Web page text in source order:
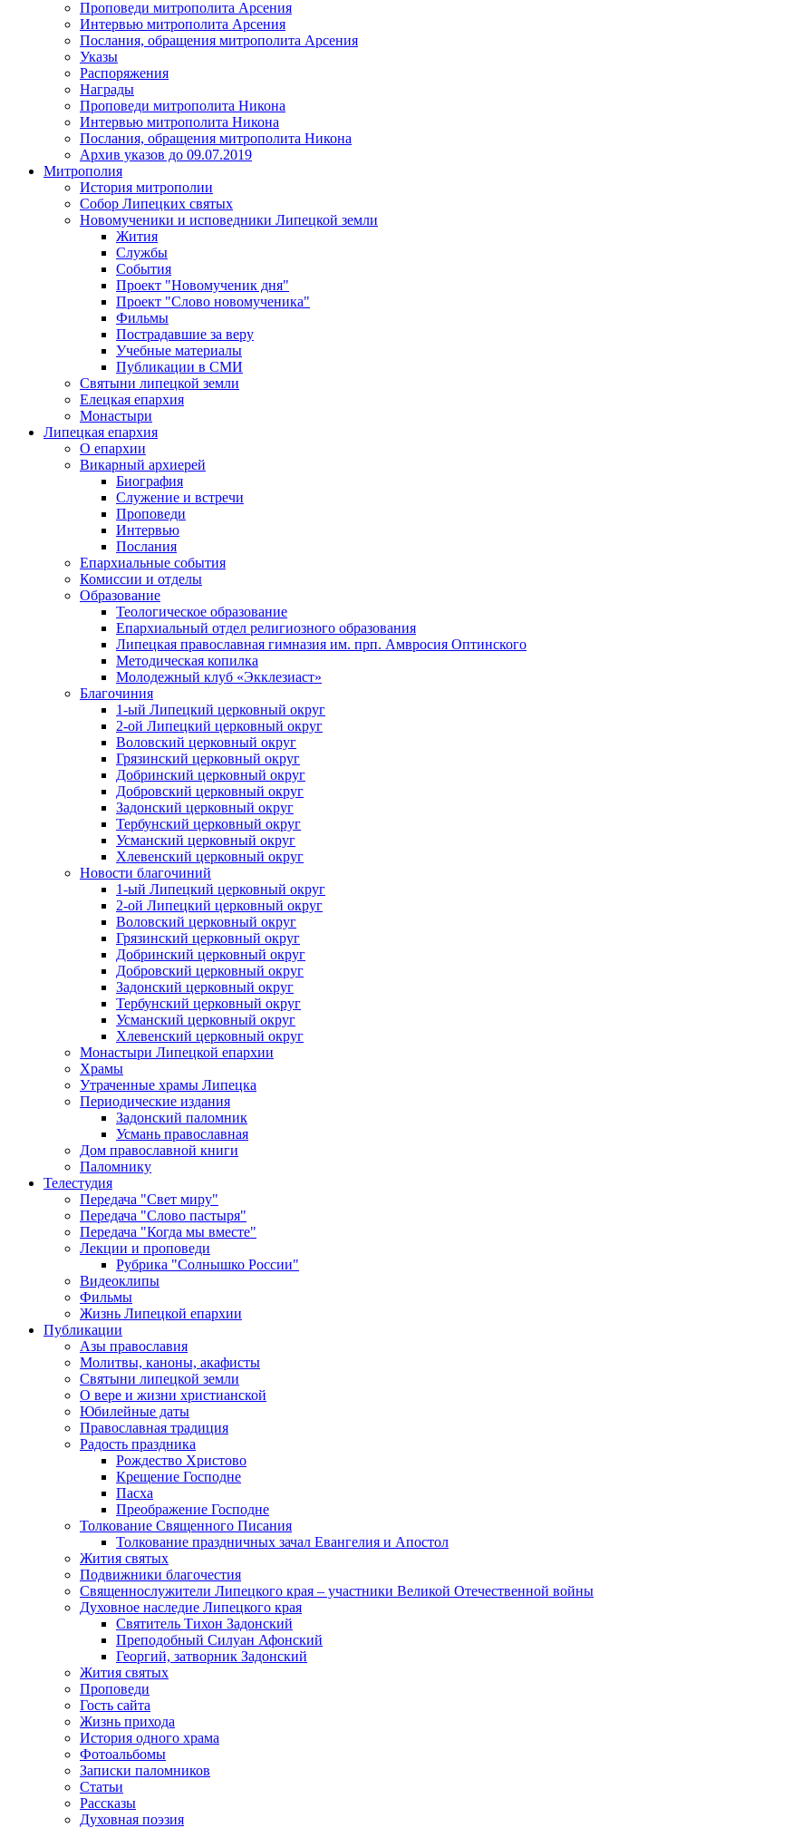
Проповеди митрополита Арсения
Интервью митрополита Арсения
Послания, обращения митрополита Арсения
Указы
Распоряжения
Награды
Проповеди митрополита Никона
Интервью митрополита Никона
Послания, обращения митрополита Никона
Архив указов до 09.07.2019
Митрополия
История митрополии
Собор Липецких святых
Новомученики и исповедники Липецкой земли
Жития
Службы
События
Проект "Новомученик дня"
Проект "Слово новомученика"
Фильмы
Пострадавшие за веру
Учебные материалы
Публикации в СМИ
Святыни липецкой земли
Елецкая епархия
Монастыри
Липецкая епархия
О епархии
Викарный архиерей
Биография
Служение и встречи
Проповеди
Интервью
Послания
Епархиальные события
Комиссии и отделы
Образование
Теологическое образование
Епархиальный отдел религиозного образования
Липецкая православная гимназия им. прп. Амвросия Оптинского
Методическая копилка
Молодежный клуб «Экклезиаст»
Благочиния
1-ый Липецкий церковный округ
2-ой Липецкий церковный округ
Воловский церковный округ
Грязинский церковный округ
Добринский церковный округ
Добровский церковный округ
Задонский церковный округ
Тербунский церковный округ
Усманский церковный округ
Хлевенский церковный округ
Новости благочиний
1-ый Липецкий церковный округ
2-ой Липецкий церковный округ
Воловский церковный округ
Грязинский церковный округ
Добринский церковный округ
Добровский церковный округ
Задонский церковный округ
Тербунский церковный округ
Усманский церковный округ
Хлевенский церковный округ
Монастыри Липецкой епархии
Храмы
Утраченные храмы Липецка
Периодические издания
Задонский паломник
Усмань православная
Дом православной книги
Паломнику
Телестудия
Передача "Свет миру"
Передача "Слово пастыря"
Передача "Когда мы вместе"
Лекции и проповеди
Рубрика "Солнышко России"
Видеоклипы
Фильмы
Жизнь Липецкой епархии
Публикации
Азы православия
Молитвы, каноны, акафисты
Святыни липецкой земли
О вере и жизни христианской
Юбилейные даты
Православная традиция
Радость праздника
Рождество Христово
Крещение Господне
Пасха
Преображение Господне
Толкование Священного Писания
Толкование праздничных зачал Евангелия и Апостол
Жития святых
Подвижники благочестия
Священнослужители Липецкого края – участники Великой Отечественной войны
Духовное наследие Липецкого края
Святитель Тихон Задонский
Преподобный Силуан Афонский
Георгий, затворник Задонский
Жития святых
Проповеди
Гость сайта
Жизнь прихода
История одного храма
Фотоальбомы
Записки паломников
Статьи
Рассказы
Духовная поэзия